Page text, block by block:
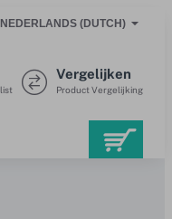
NEDERLANDS (DUTCH)
Vergelijken
Product Vergelijking